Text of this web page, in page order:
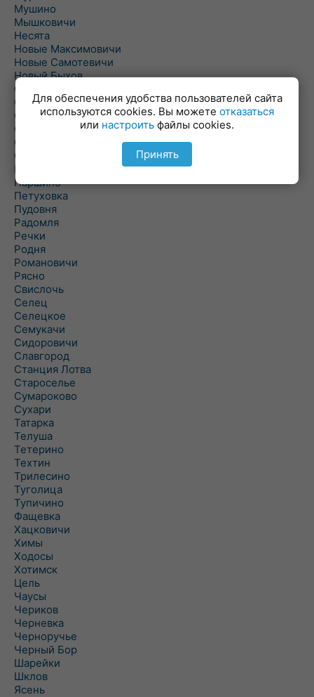
Мушино
Мышковичи
Несята
Новые Максимовичи
Новые Самотевичи
Новый Быхов
Овсянка
Ордать
Ореховка
Осиновка
Осиповичи
Осово
Павловичи
Паршино
Петуховка
Пудовня
Радомля
Речки
Родня
Романовичи
Рясно
Свислочь
Селец
Селецкое
Семукачи
Сидоровичи
Славгород
Станция Лотва
Староселье
Сумароково
Сухари
Татарка
Телуша
Тетерино
Техтин
Трилесино
Туголица
Тупичино
Фащевка
Хацковичи
Химы
Ходосы
Хотимск
Цель
Чаусы
Чериков
Черневка
Черноручье
Черный Бор
Шарейки
Шклов
Ясень
Для обеспечения удобства пользователей сайта
используются cookies. Вы можете отказаться
или настроить файлы cookies.
Принять